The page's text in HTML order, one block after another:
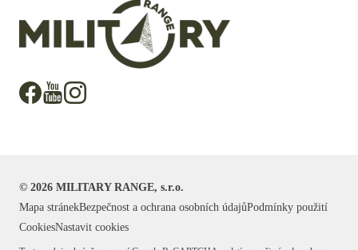
© 2026 MILITARY RANGE, s.r.o.
Mapa stránekBezpečnost a ochrana osobních údajůPodmínky použití
CookiesNastavit cookies